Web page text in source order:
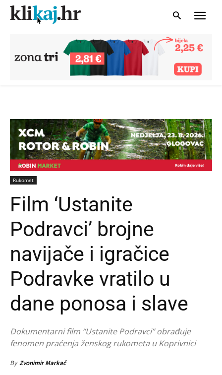
Rukomet
Film ‘Ustanite
Podravci’ brojne
navijače i igračice
Podravke vratilo u
dane ponosa i slave
Dokumentarni film “Ustanite Podravci” obrađuje
fenomen praćenja ženskog rukometa u Koprivnici
By Zvonimir Markač